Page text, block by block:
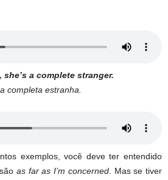
, she’s a complete stranger.
completa estranha.
exemplos, você deve ter entendido
as far as I’m concerned. Mas se tiver